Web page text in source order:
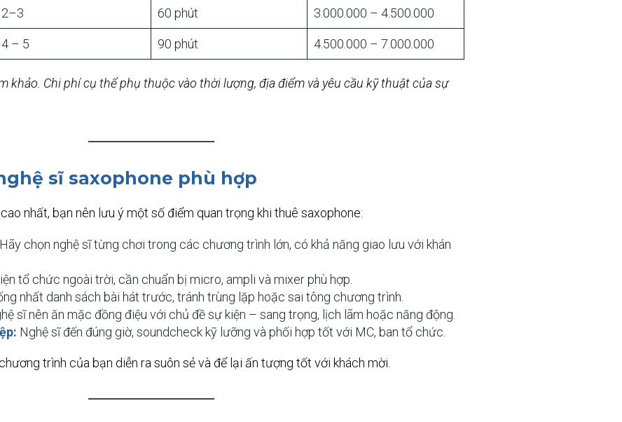
2–3 60 phút 3.000.000 – 4.500.000
4 – 5 90 phút 4.500.000 – 7.000.000
khảo. Chi phí cụ thể phụ thuộc vào thời lượng, địa điểm và yêu cầu kỹ thuật của sự
sĩ saxophone phù hợp
nhất, bạn nên lưu ý một số điểm quan trọng khi thuê saxophone:
Hãy chọn nghệ sĩ từng chơi trong các chương trình lớn, có khả năng giao lưu với khán
tổ chức ngoài trời, cần chuẩn bị micro, ampli và mixer phù hợp.
nhất danh sách bài hát trước, tránh trùng lặp hoặc sai tông chương trình.
sĩ nên ăn mặc đồng điệu với chủ đề sự kiện – sang trọng, lịch lãm hoặc năng động.
Nghệ sĩ đến đúng giờ, soundcheck kỹ lưỡng và phối hợp tốt với MC, ban tổ chức.
trình của bạn diễn ra suôn sẻ và để lại ấn tượng tốt với khách mời.